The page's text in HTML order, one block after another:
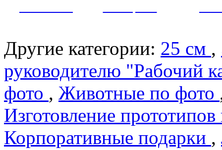
Другие категории: 25 см ,
руководителю "Рабочий
фото , Животные по фото
Изготовление
Корпоративные подарки ,